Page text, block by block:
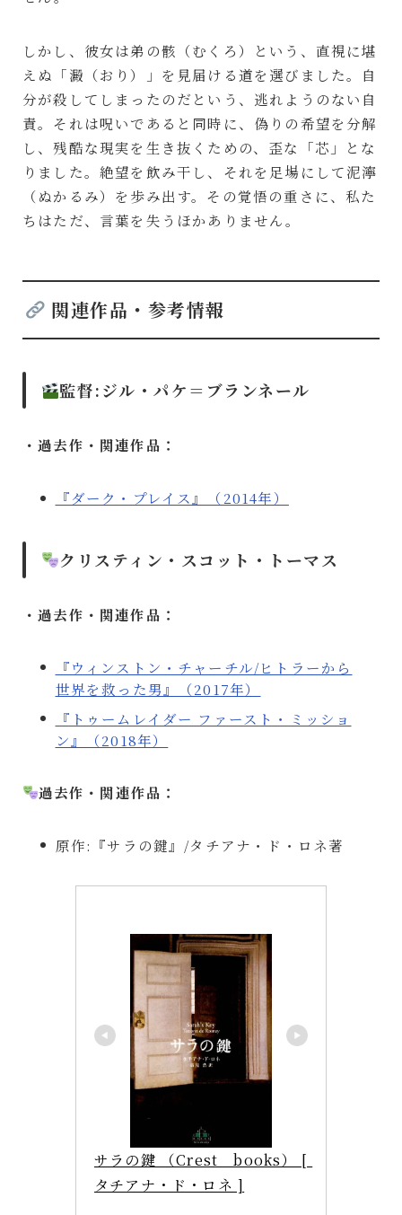
しかし、彼女は弟の骸（むくろ）という、直視に堪
えぬ「澱（おり）」を見届ける道を選びました。自
分が殺してしまったのだという、逃れようのない自
責。それは呪いであると同時に、偽りの希望を分解
し、残酷な現実を生き抜くための、歪な「芯」とな
りました。絶望を飲み干し、それを足場にして泥濘
（ぬかるみ）を歩み出す。その覚悟の重さに、私た
ちはただ、言葉を失うほかありません。
関連作品・参考情報
監督:ジル・パケ＝ブランネール
・過去作・関連作品：
『ダーク・プレイス』（2014年）
クリスティン・スコット・トーマス
・過去作・関連作品：
『ウィンストン・チャーチル/ヒトラーから
世界を救った男』（2017年）
『トゥームレイダー ファースト・ミッショ
ン』（2018年）
過去作・関連作品：
原作:『サラの鍵』/タチアナ・ド・ロネ著
サラの鍵 （Crest　books） [
タチアナ・ド・ロネ ]